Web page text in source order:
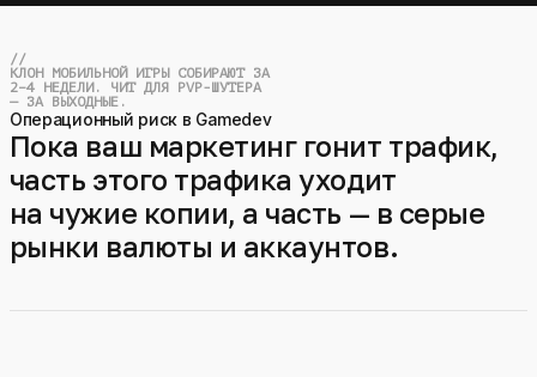
//
КЛОН МОБИЛЬНОЙ ИГРЫ СОБИРАЮТ ЗА
2–4 НЕДЕЛИ. ЧИТ ДЛЯ PVP-ШУТЕРА
⁠⁠— ЗА ВЫХОДНЫЕ.
Операционный риск в Gamedev
Пока ваш маркетинг гонит трафик,
часть этого трафика уходит
на чужие копии, а часть — в серые
рынки валюты и аккаунтов.